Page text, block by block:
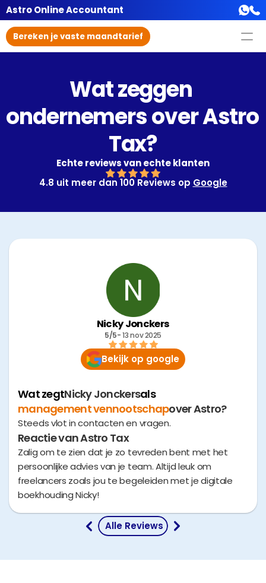
Astro Online Accountant
Bereken je vaste maandtarief
Wat zeggen
ondernemers over Astro
Tax?
Echte reviews van echte klanten
4.8 uit meer dan 100 Reviews op Google
Nicky Jonckers
5/5- 13 nov 2025
Bekijk op google
Wat zegtNicky Jonckersals
management vennootschapover Astro?
Steeds vlot in contacten en vragen.
Reactie van Astro Tax
Zalig om te zien dat je zo tevreden bent met het
persoonlijke advies van je team. Altijd leuk om
freelancers zoals jou te begeleiden met je digitale
boekhouding Nicky!
Alle Reviews